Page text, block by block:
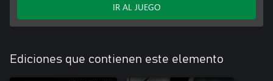
IR AL JUEGO
Ediciones que contienen este elemento